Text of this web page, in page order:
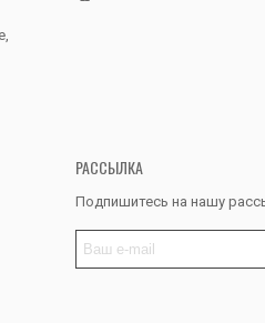
РАССЫЛКА
Подпишитесь на нашу
Дякую за все,